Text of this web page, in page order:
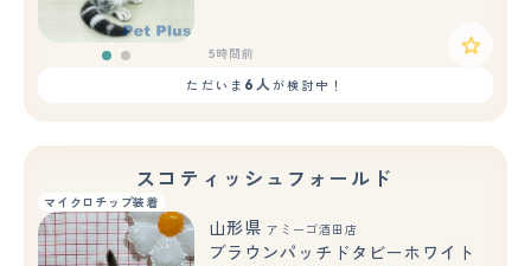
5時間前
ただいま 6人が検討中！
スコティッシュフォールド
マイクロチップ装着
山形県 アミーゴ酒田店
ブラウンパッチドタビーホワイト